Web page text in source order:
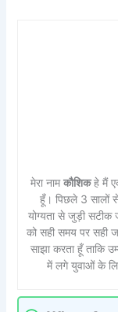
मेरा नामकौशिकहे मैं
हूँ। पिछले 3 सालों से
योग्यता से जुड़ी सटीक
को सही समय पर सही
साझा करता हूँ ताकि
में लगे युवाओं के लिए